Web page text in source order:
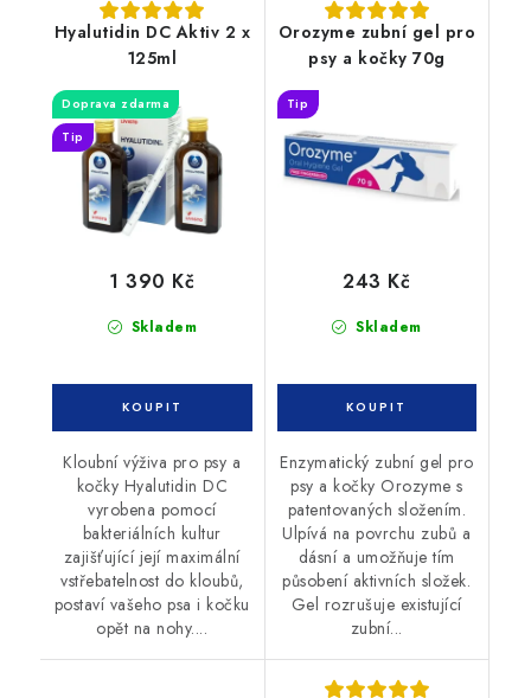
Hyalutidin DC Aktiv 2 x
125ml
Doprava zdarma
Tip
Skladem
1 390 Kč
Kloubní výživa pro psy a
kočky Hyalutidin DC
vyrobena pomocí
bakteriálních kultur
zajišťující její maximální
vstřebatelnost do kloubů,
postaví vašeho psa i kočku
opět na nohy....
Orozyme zubní gel pro
psy a kočky 70g
Tip
Skladem
243 Kč
Enzymatický zubní gel pro
psy a kočky Orozyme s
patentovaných složením.
Ulpívá na povrchu zubů a
dásní a umožňuje tím
působení aktivních složek.
Gel rozrušuje existující
zubní...